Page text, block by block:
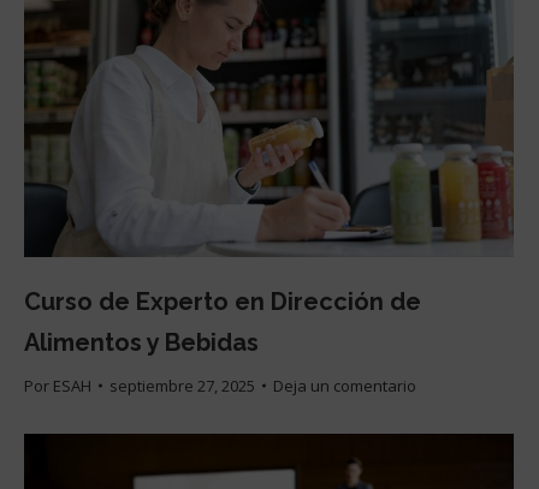
Curso de Experto en Dirección de
Alimentos y Bebidas
Por ESAH septiembre 27, 2025 Deja un comentario